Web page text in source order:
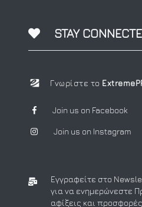
STAY
Γνωρίστε το
Join us on Facebook
Join us on Instagram
Εγγραφείτε στο
για να ενημερώνεστε
αφίξεις και